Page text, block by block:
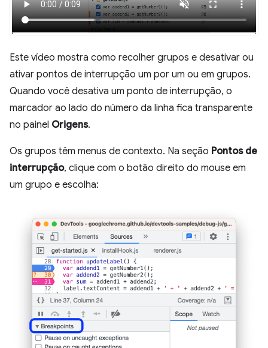
Este vídeo mostra como recolher grupos e desativar ou
ativar pontos de interrupção um por um ou em grupos.
Quando você desativa um ponto de interrupção, o
marcador ao lado do número da linha fica transparente
no painel Origens.
Os grupos têm menus de contexto. Na seção Pontos de
interrupção, clique com o botão direito do mouse em
um grupo e escolha: